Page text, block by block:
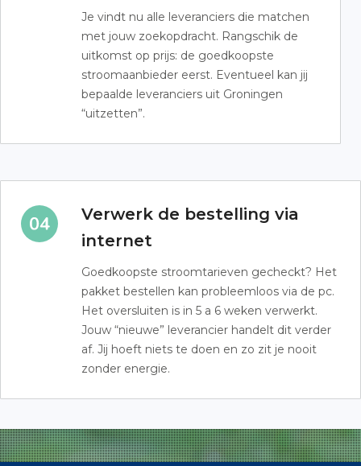
Je vindt nu alle leveranciers die matchen
met jouw zoekopdracht. Rangschik de
uitkomst op prijs: de goedkoopste
stroomaanbieder eerst. Eventueel kan jij
bepaalde leveranciers uit Groningen
“uitzetten”.
Verwerk de bestelling via
internet
Goedkoopste stroomtarieven gecheckt? Het
pakket bestellen kan probleemloos via de pc.
Het oversluiten is in 5 a 6 weken verwerkt.
Jouw “nieuwe” leverancier handelt dit verder
af. Jij hoeft niets te doen en zo zit je nooit
zonder energie.